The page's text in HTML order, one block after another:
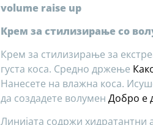
volume raise up
Крем за стилизирање со
Крем за стилизирање за
густа коса. Средно држење
Нанесете на влажна коса.
да создадете волумен Добро е
Линијата содржи хидратантни